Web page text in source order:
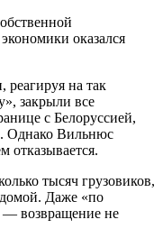
оказался
реагируя на так
закрыли все
с Белоруссией,
Однако Вильнюс
отказывается.
тысяч грузовиков,
Даже «по
— возвращение не